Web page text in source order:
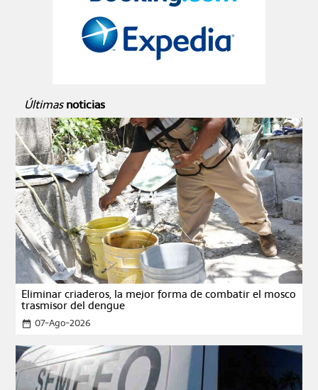
Últimas noticias
Eliminar criaderos, la mejor forma de combatir el mosco
trasmisor del dengue
date_range 07-Ago-2026